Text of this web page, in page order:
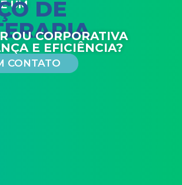
UM DE
OU CORPORATIVA
E EFICIÊNCIA?
CONTATO